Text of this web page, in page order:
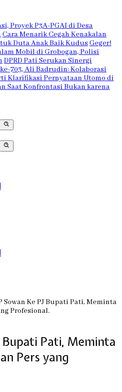
Proyek P3A-PGAI di Desa
Cara Menarik Cegah Kenakalan
Duta Anak Baik Kudus Geger!
Mobil di Grobogan, Polisi
DPRD Pati Serukan Sinergi
703, Ali Badrudin: Kolaborasi
Klarifikasi Pernyataan Utomo di
Saat Konfrontasi Bukan karena
Sowan Ke PJ Bupati Pati, Meminta
Profesional.
Bupati Pati, Meminta
Pers yang